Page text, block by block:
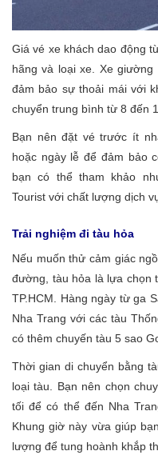
Giá vé xe khách dao động
hãng và loại xe. Xe
đảm bảo sự thoải mái với
chuyển trung bình từ 8 đến
Bạn nên đặt vé trước ít
hoặc ngày lễ để đảm bảo
bạn có thể tham khảo
Tourist với chất lượng dịch
Trải nghiệm đi tàu hỏa
Nếu muốn thử cảm giác
đường, tàu hỏa là lựa chọn
TP.HCM. Hàng ngày từ ga
Nha Trang với các tàu
có thêm chuyến tàu 5 sao
Thời gian di chuyển bằng
loại tàu. Bạn nên chọn
tối để có thể đến Nha
Khung giờ này vừa giúp
lượng để tung hoành khắp